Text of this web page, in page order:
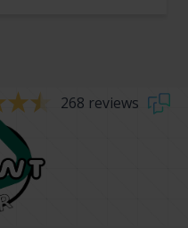
268 reviews